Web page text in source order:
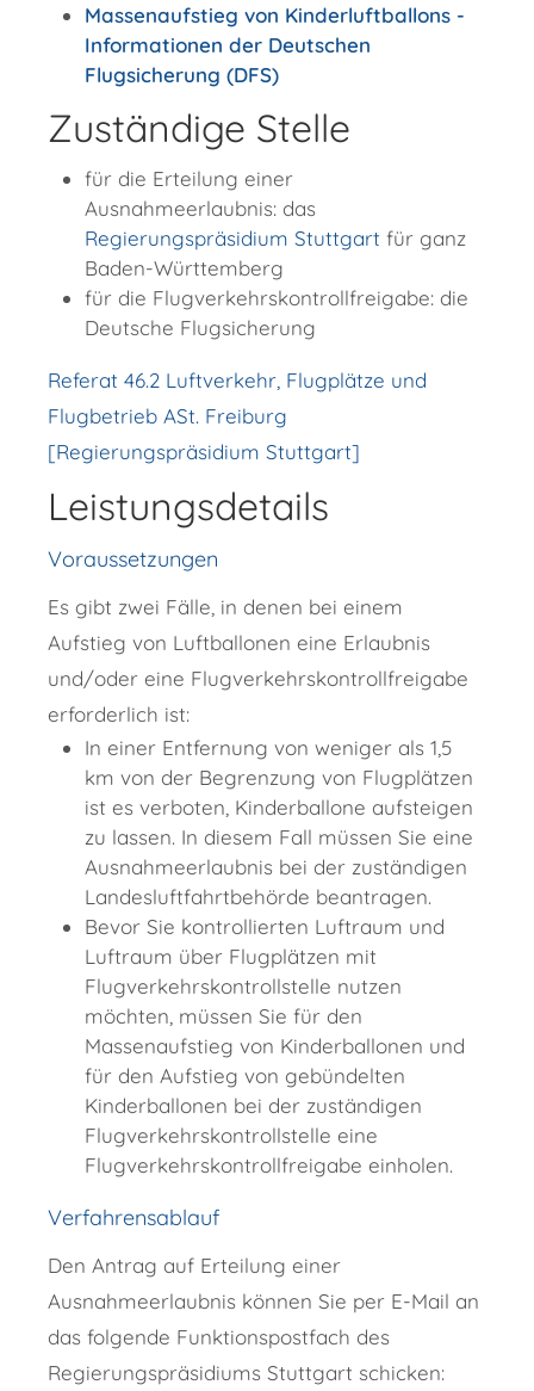
Massenaufstieg von Kinderluftballons -
Informationen der Deutschen
Flugsicherung (DFS)
Zuständige Stelle
für die Erteilung einer
Ausnahmeerlaubnis: das
Regierungspräsidium Stuttgart für ganz
Baden-Württemberg
für die Flugverkehrskontrollfreigabe: die
Deutsche Flugsicherung
Referat 46.2 Luftverkehr, Flugplätze und
Flugbetrieb ASt. Freiburg
[Regierungspräsidium Stuttgart]
Leistungsdetails
Voraussetzungen
Es gibt zwei Fälle, in denen bei einem
Aufstieg von Luftballonen eine Erlaubnis
und/oder eine Flugverkehrskontrollfreigabe
erforderlich ist:
In einer Entfernung von weniger als 1,5
km von der Begrenzung von Flugplätzen
ist es verboten, Kinderballone aufsteigen
zu lassen. In diesem Fall müssen Sie eine
Ausnahmeerlaubnis bei der zuständigen
Landesluftfahrtbehörde beantragen.
Bevor Sie kontrollierten Luftraum und
Luftraum über Flugplätzen mit
Flugverkehrskontrollstelle nutzen
möchten, müssen Sie für den
Massenaufstieg von Kinderballonen und
für den Aufstieg von gebündelten
Kinderballonen bei der zuständigen
Flugverkehrskontrollstelle eine
Flugverkehrskontrollfreigabe einholen.
Verfahrensablauf
Den Antrag auf Erteilung einer
Ausnahmeerlaubnis können Sie per E-Mail an
das folgende Funktionspostfach des
Regierungspräsidiums Stuttgart schicken: